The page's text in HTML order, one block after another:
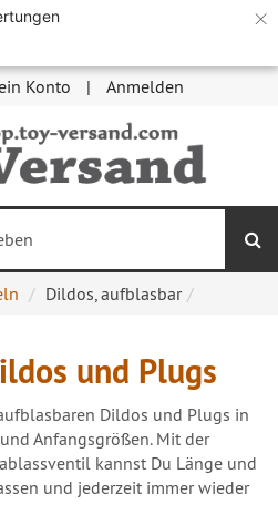
×
Konto Anmelden
Dildos, aufblasbar
und Plugs
Dildos und Plugs in
Anfangsgrößen. Mit der
kannst Du Länge und
und jederzeit immer wieder